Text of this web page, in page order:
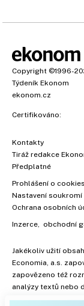
Copyright ©1996-
Týdeník Ekonom
ekonom.cz
Certifikováno:
Kontakty
Tiráž redakce
Předplatné
Prohlášení o cookies
Nastavení soukromí
Ochrana osobních
Inzerce , obchodní
Jakékoliv užití
Economia, a.s.
zapovězeno též
analýzy textů nebo